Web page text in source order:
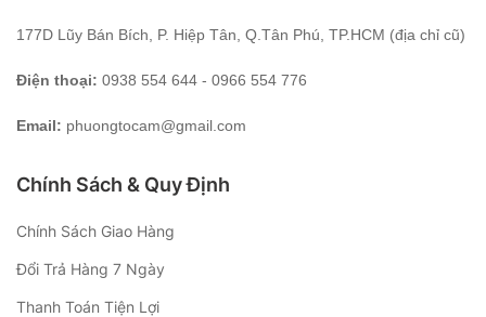
177D Lũy Bán Bích, P. Hiệp Tân, Q.Tân Phú, TP.HCM (địa chỉ cũ)
Điện thoại: 0938 554 644 - 0966 554 776
Email: phuongtocam@gmail.com
Chính Sách & Quy Định
Chính Sách Giao Hàng
Đổi Trả Hàng 7 Ngày
Thanh Toán Tiện Lợi